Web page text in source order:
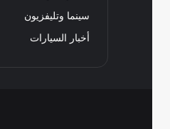
سينما وتليفزيون
أخبار السيارات